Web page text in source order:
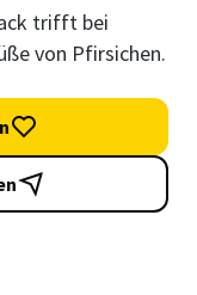
trifft bei
von Pfirsichen.